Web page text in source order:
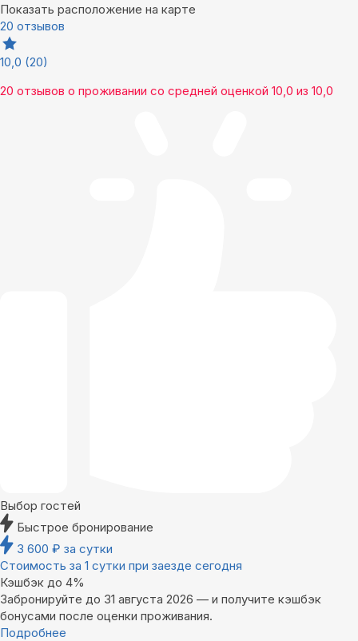
Показать расположение на карте
20 отзывов
10,0 (20)
20 отзывов о проживании со средней оценкой 10,0 из 10,0
Выбор гостей
Быстрое бронирование
3 600 ₽ за сутки
Стоимость за 1 сутки при заезде сегодня
Кэшбэк до 4%
Забронируйте до 31 августа 2026 — и получите кэшбэк
бонусами после оценки проживания.
Подробнее